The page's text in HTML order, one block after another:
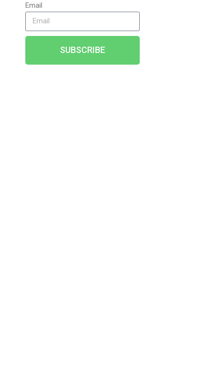
Email
SUBSCRIBE